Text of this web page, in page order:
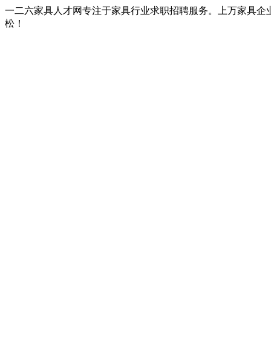
一二六家具人才网专注于家具行业求职招聘服务。上万家具
松！